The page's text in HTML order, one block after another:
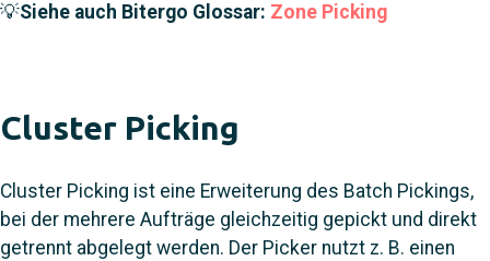
💡Siehe auch Bitergo Glossar: Zone Picking
Cluster Picking
Cluster Picking ist eine Erweiterung des Batch Pickings,
bei der mehrere Aufträge gleichzeitig gepickt und direkt
getrennt abgelegt werden. Der Picker nutzt z. B. einen